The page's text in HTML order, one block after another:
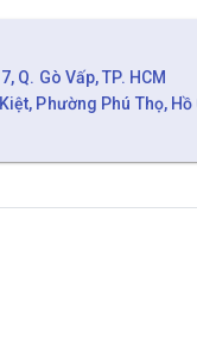
Q. Gò Vấp, TP. HCM
Phường Phú Thọ,